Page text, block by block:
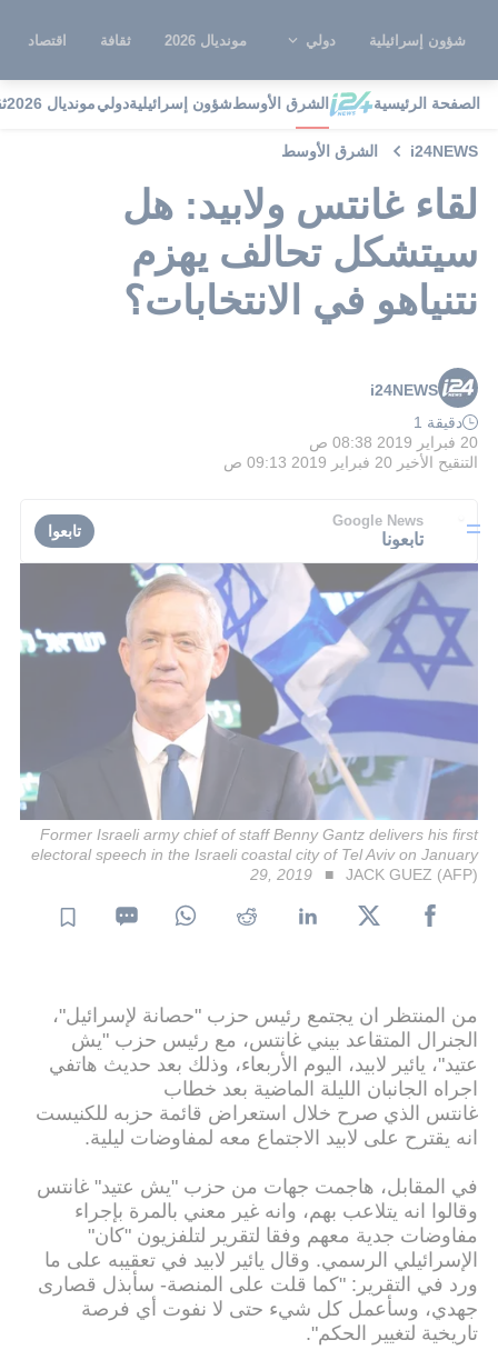
شؤون إسرائيلية دولي مونديال 2026 ثقافة اقتصاد
الصفحة الرئيسية الشرق الأوسطشؤون إسرائيليةدوليمونديال 2026
i24NEWS الشرق الأوسط
لقاء غانتس ولابيد: هل
سيتشكل تحالف يهزم
نتنياهو في الانتخابات؟
i24NEWS
دقيقة 1
20 فبراير 2019 08:38 ص
التنقيح الأخير 20 فبراير 2019 09:13 ص
Google News
تابعونا تابعوا
Former Israeli army chief of staff Benny Gantz delivers his first
electoral speech in the Israeli coastal city of Tel Aviv on January
29, 2019
JACK GUEZ (AFP)
من المنتظر ان يجتمع رئيس حزب "حصانة لإسرائيل"،
الجنرال المتقاعد بيني غانتس، مع رئيس حزب "يش
عتيد"، يائير لابيد، اليوم الأربعاء، وذلك بعد حديث هاتفي
اجراه الجانبان الليلة الماضية بعد خطاب
غانتس الذي صرح خلال استعراض قائمة حزبه للكنيست
انه يقترح على لابيد الاجتماع معه لمفاوضات ليلية.
في المقابل، هاجمت جهات من حزب "يش عتيد" غانتس
وقالوا انه يتلاعب بهم، وانه غير معني بالمرة بإجراء
مفاوضات جدية معهم وفقا لتقرير لتلفزيون "كان"
الإسرائيلي الرسمي. وقال يائير لابيد في تعقيبه على ما
ورد في التقرير: "كما قلت على المنصة- سأبذل قصارى
جهدي، وسأعمل كل شيء حتى لا نفوت أي فرصة
تاريخية لتغيير الحكم".